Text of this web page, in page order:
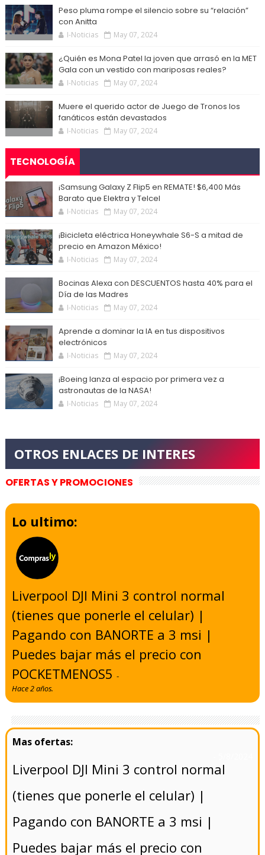
Peso pluma rompe el silencio sobre su “relación”
con Anitta
I-Noticias May 07, 2024
¿Quién es Mona Patel la joven que arrasó en la MET
Gala con un vestido con mariposas reales?
I-Noticias May 07, 2024
Muere el querido actor de Juego de Tronos los
fanáticos están devastados
I-Noticias May 07, 2024
TECNOLOGÍA
¡Samsung Galaxy Z Flip5 en REMATE! $6,400 Más
Barato que Elektra y Telcel
I-Noticias May 07, 2024
¡Bicicleta eléctrica Honeywhale S6-S a mitad de
precio en Amazon México!
I-Noticias May 07, 2024
Bocinas Alexa con DESCUENTOS hasta 40% para el
Día de las Madres
I-Noticias May 07, 2024
Aprende a dominar la IA en tus dispositivos
electrónicos
I-Noticias May 07, 2024
¡Boeing lanza al espacio por primera vez a
astronautas de la NASA!
I-Noticias May 07, 2024
OFERTAS Y PROMOCIONES
Lo ultimo:
Liverpool DJI Mini 3 control normal
(tienes que ponerle el celular) |
Pagando con BANORTE a 3 msi |
Puedes bajar más el precio con
POCKETMENOS5-
Hace 2 años.
Liverpool DJI Mini 3 control normal
(tienes que ponerle el celular) |
Pagando con BANORTE a 3 msi |
Puedes bajar más el precio con